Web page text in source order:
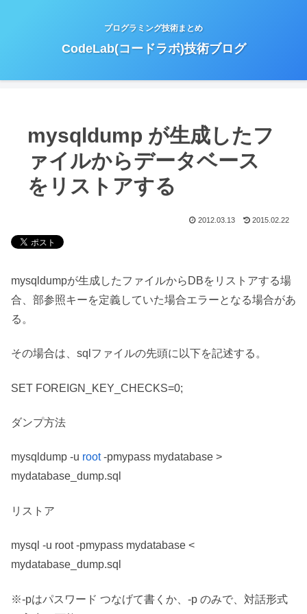
プログラミング技術まとめ
CodeLab(コードラボ)技術ブログ
mysqldump が生成したフ
ァイルからデータベース
をリストアする
2012.03.13 2015.02.22
mysqldumpが生成したファイルからDBをリストアする場
合、部参照キーを定義していた場合エラーとなる場合があ
る。
その場合は、sqlファイルの先頭に以下を記述する。
SET FOREIGN_KEY_CHECKS=0;
ダンプ方法
mysqldump -u root-pmypass mydatabase >
mydatabase_dump.sql
リストア
mysql -u root -pmypass mydatabase <
mydatabase_dump.sql
※-pはパスワード つなげて書くか、-p のみで、対話形式